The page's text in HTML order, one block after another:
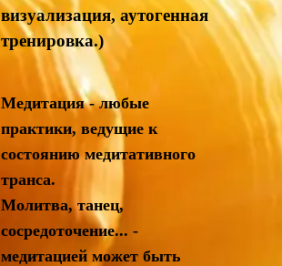
визуализация, аутогенная
тренировка.)
Медитация - любые
практики, ведущие к
состоянию медитативного
транса.
Молитва, танец,
сосредоточение... -
медитацией может быть